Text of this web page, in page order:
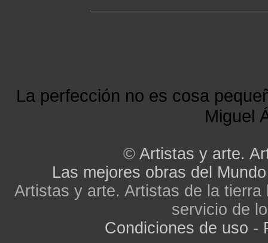
La perfección no es cosa
Miguel
© Artistas y arte.
Las mejores obras del Mundo
Artistas y arte. Artistas de la
servicio de
Condiciones de uso -